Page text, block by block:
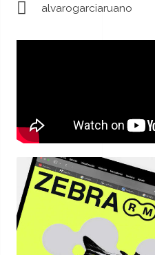
alvarogarciaruano